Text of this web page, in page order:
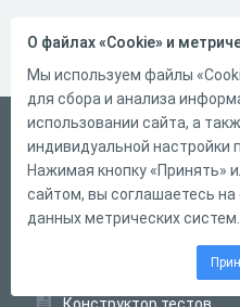
Беларускі
Справка
Форма обратной связи
О файлах «Cookie» и
Мы используем файлы
для сбора и анализа
использовании сайта, а
индивидуальной настройки
Нажимая кнопку «Принять»
сайтом, вы соглашаетесь на
данных метрических систем.